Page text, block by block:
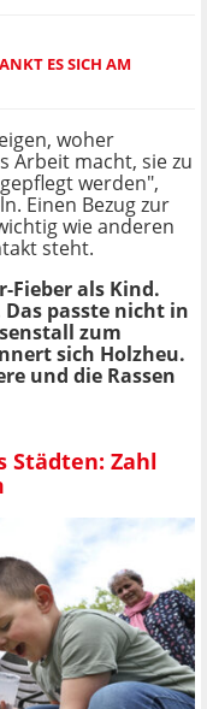
ES SICH AM
woher
Arbeit macht, sie zu
werden",
Einen Bezug zur
wie anderen
steht.
Fieber als Kind.
passte nicht in
zum
sich Holzheu.
und die Rassen
Städten: Zahl